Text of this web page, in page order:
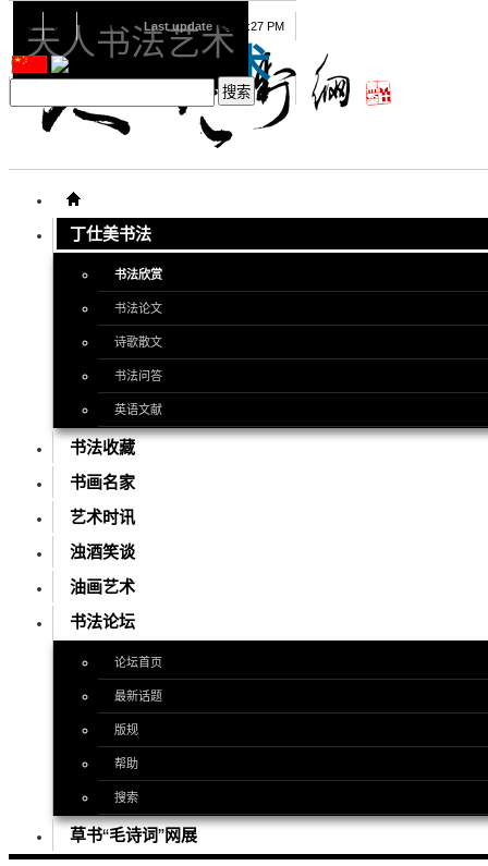
天人书法艺术
丁仕美书法
书法欣赏
书法论文
诗歌散文
书法问答
英语文献
书法收藏
书画名家
艺术时讯
浊酒笑谈
油画艺术
书法论坛
论坛首页
最新话题
版规
帮助
搜索
草书“毛诗词”网展
08 09 2026 Last update 08:15:27 PM
天人书法艺术